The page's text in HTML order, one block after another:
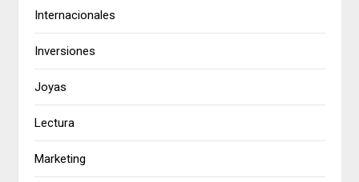
Internacionales
Inversiones
Joyas
Lectura
Marketing